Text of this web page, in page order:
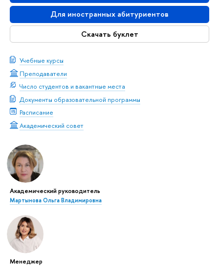
Для иностранных абитуриентов
Скачать буклет
Учебные курсы
Преподаватели
Число студентов и вакантные места
Документы образовательной программы
Расписание
Академический совет
Академический руководитель
Мартынова Ольга Владимировна
Менеджер